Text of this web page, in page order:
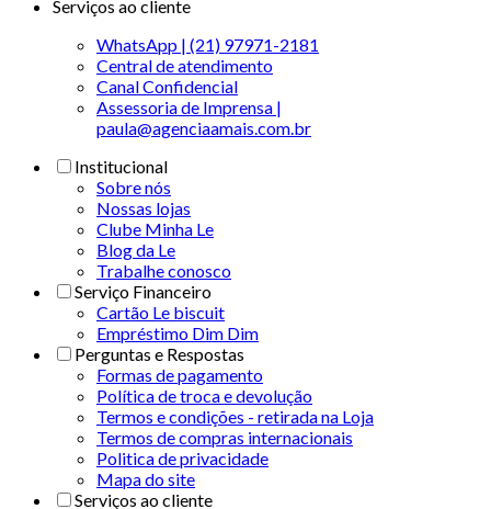
Serviços ao cliente
WhatsApp | (21) 97971-2181
Central de atendimento
Canal Confidencial
Assessoria de Imprensa |
paula@agenciaamais.com.br
Institucional
Sobre nós
Nossas lojas
Clube Minha Le
Blog da Le
Trabalhe conosco
Serviço Financeiro
Cartão Le biscuit
Empréstimo Dim Dim
Perguntas e Respostas
Formas de pagamento
Política de troca e devolução
Termos e condições - retirada na Loja
Termos de compras internacionais
Politica de privacidade
Mapa do site
Serviços ao cliente